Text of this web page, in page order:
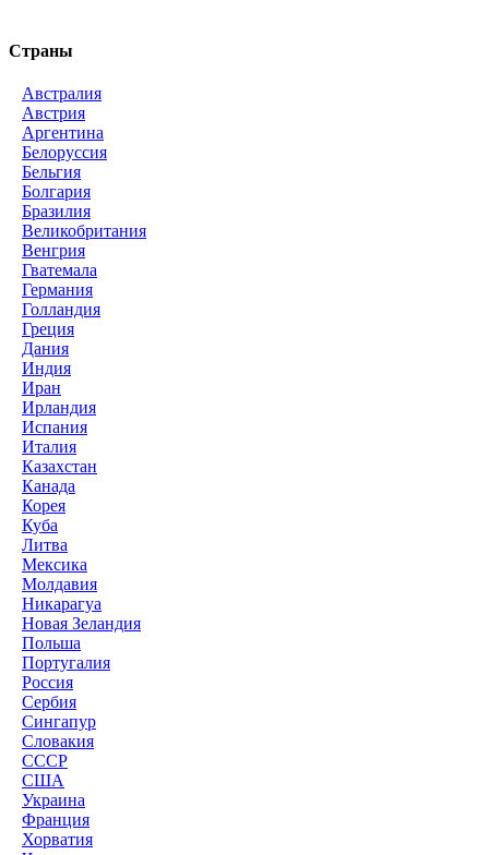
Страны
Австралия
Австрия
Аргентина
Белоруссия
Бельгия
Болгария
Бразилия
Великобритания
Венгрия
Гватемала
Германия
Голландия
Греция
Дания
Индия
Иран
Ирландия
Испания
Италия
Казахстан
Канада
Корея
Куба
Литва
Мексика
Молдавия
Никарагуа
Новая Зеландия
Польша
Португалия
Россия
Сербия
Сингапур
Словакия
СССР
США
Украина
Франция
Хорватия